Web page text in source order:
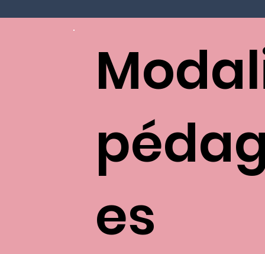
es